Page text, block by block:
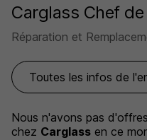
Carglass Chef
Réparation et
Toutes les infos de
Nous n'avons pas
chez Carglass en ce